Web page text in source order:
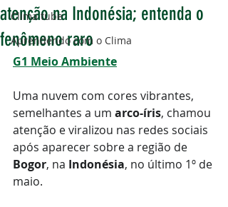
Clima tube
Aprendendo com o Clima
atenção na Indonésia; entenda o
fenômeno raro
G1 Meio Ambiente
Uma nuvem com cores vibrantes,
semelhantes a um arco-íris, chamou
atenção e viralizou nas redes sociais
após aparecer sobre a região de
Bogor, na Indonésia, no último 1º de
maio.